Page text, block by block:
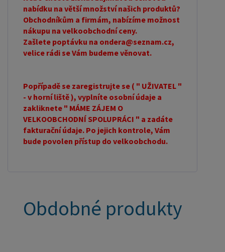
nabídku na větší množství našich produktů?
Obchodníkům a firmám, nabízíme možnost
nákupu na velkoobchodní ceny.
Zašlete poptávku na ondera@seznam.cz,
velice rádi se Vám budeme věnovat.
Popřípadě se zaregistrujte se ( " UŽIVATEL "
- v horní liště ), vyplníte osobní údaje a
zakliknete " MÁME ZÁJEM O
VELKOOBCHODNÍ SPOLUPRÁCI " a zadáte
fakturační údaje. Po jejich kontrole, Vám
bude povolen přístup do velkoobchodu.
Obdobné produkty